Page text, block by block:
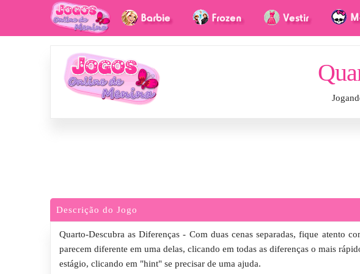
Descrição do Jogo
Quarto-Descubra as Diferenças - Com duas cenas separadas, fique atento
parecem diferente em uma delas, clicando em todas as diferenças o mais
estágio, clicando em "hint" se precisar de uma ajuda.